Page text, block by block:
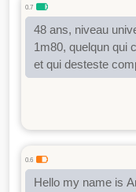
0.7
48 ans, niveau
1m80, quelqun qui
et qui desteste
0.6
Hello my name is